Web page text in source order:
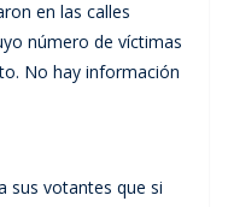
en las calles
número de víctimas
No hay información
sus votantes que si